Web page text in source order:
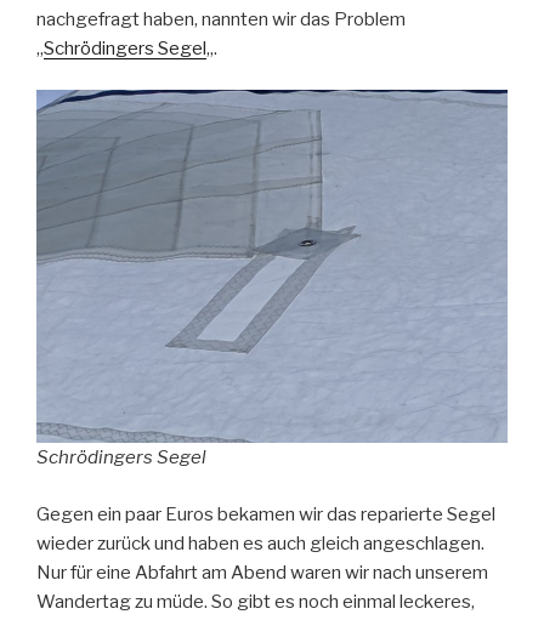
nachgefragt haben, nannten wir das Problem
„Schrödingers Segel„.
Schrödingers Segel
Gegen ein paar Euros bekamen wir das reparierte Segel
wieder zurück und haben es auch gleich angeschlagen.
Nur für eine Abfahrt am Abend waren wir nach unserem
Wandertag zu müde. So gibt es noch einmal leckeres,